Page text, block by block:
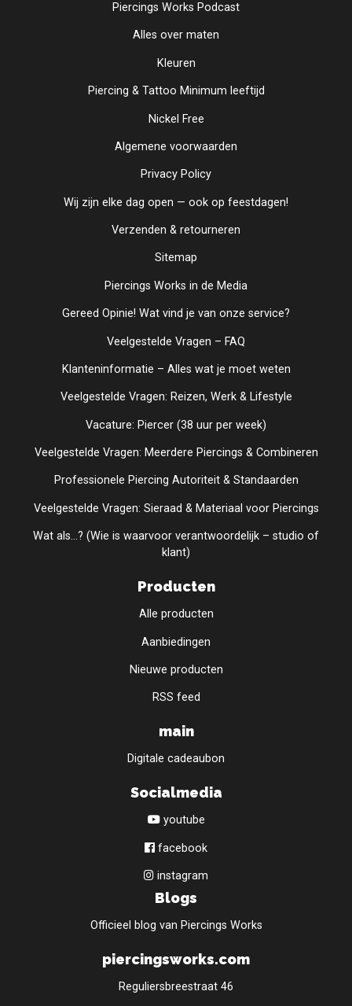
Piercings Works Podcast
Alles over maten
Kleuren
Piercing & Tattoo Minimum leeftijd
Nickel Free
Algemene voorwaarden
Privacy Policy
Wij zijn elke dag open — ook op feestdagen!
Verzenden & retourneren
Sitemap
Piercings Works in de Media
Gereed Opinie! Wat vind je van onze service?
Veelgestelde Vragen – FAQ
Klanteninformatie – Alles wat je moet weten
Veelgestelde Vragen: Reizen, Werk & Lifestyle
Vacature: Piercer (38 uur per week)
Veelgestelde Vragen: Meerdere Piercings & Combineren
Professionele Piercing Autoriteit & Standaarden
Veelgestelde Vragen: Sieraad & Materiaal voor Piercings
Wat als...? (Wie is waarvoor verantwoordelijk – studio of
klant)
Producten
Alle producten
Aanbiedingen
Nieuwe producten
RSS feed
main
Digitale cadeaubon
Socialmedia
youtube
facebook
instagram
Blogs
Officieel blog van Piercings Works
piercingsworks.com
Reguliersbreestraat 46